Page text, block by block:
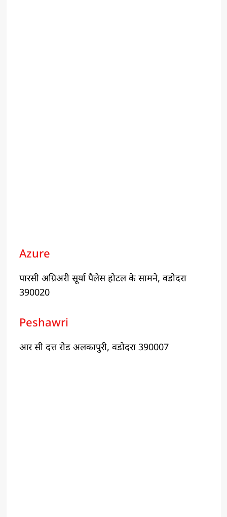
Azure
पारसी अग्रिअरी सूर्या पैलेस होटल के सामने, वडोदरा
390020
Peshawri
आर सी दत्त रोड अलकापुरी, वडोदरा 390007